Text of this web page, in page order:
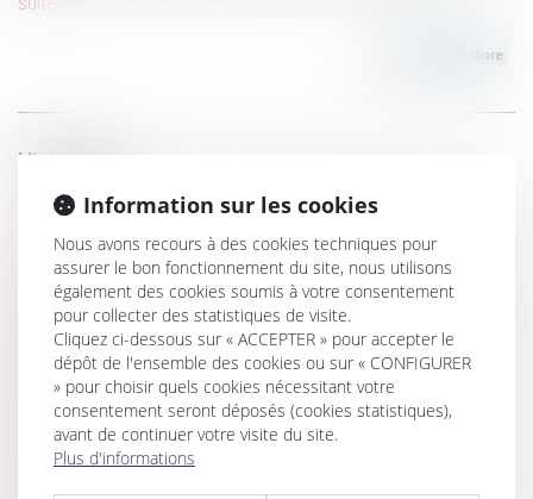
Historique
GPA à l'étranger : l'exequatur reconnaît la filiation, pas une
Recherche de paternité internationale : cassation de
l’arrêt appliquant la loi de Floride
Contestation de paternité : les juges ne peuvent pas
relever d’office le moyen tiré de la prescription
Retour d’un enfant déplacé illicitement : la stabilité
affective et scolaire ne caractérise pas une situation
intolérable
Information sur les cookies
Nous avons recours à des cookies techniques pour
assurer le bon fonctionnement du site, nous utilisons
également des cookies soumis à votre consentement
pour collecter des statistiques de visite.
Cliquez ci-dessous sur « ACCEPTER » pour accepter le
dépôt de l'ensemble des cookies ou sur « CONFIGURER
» pour choisir quels cookies nécessitant votre
consentement seront déposés (cookies statistiques),
avant de continuer votre visite du site.
Plus d'informations